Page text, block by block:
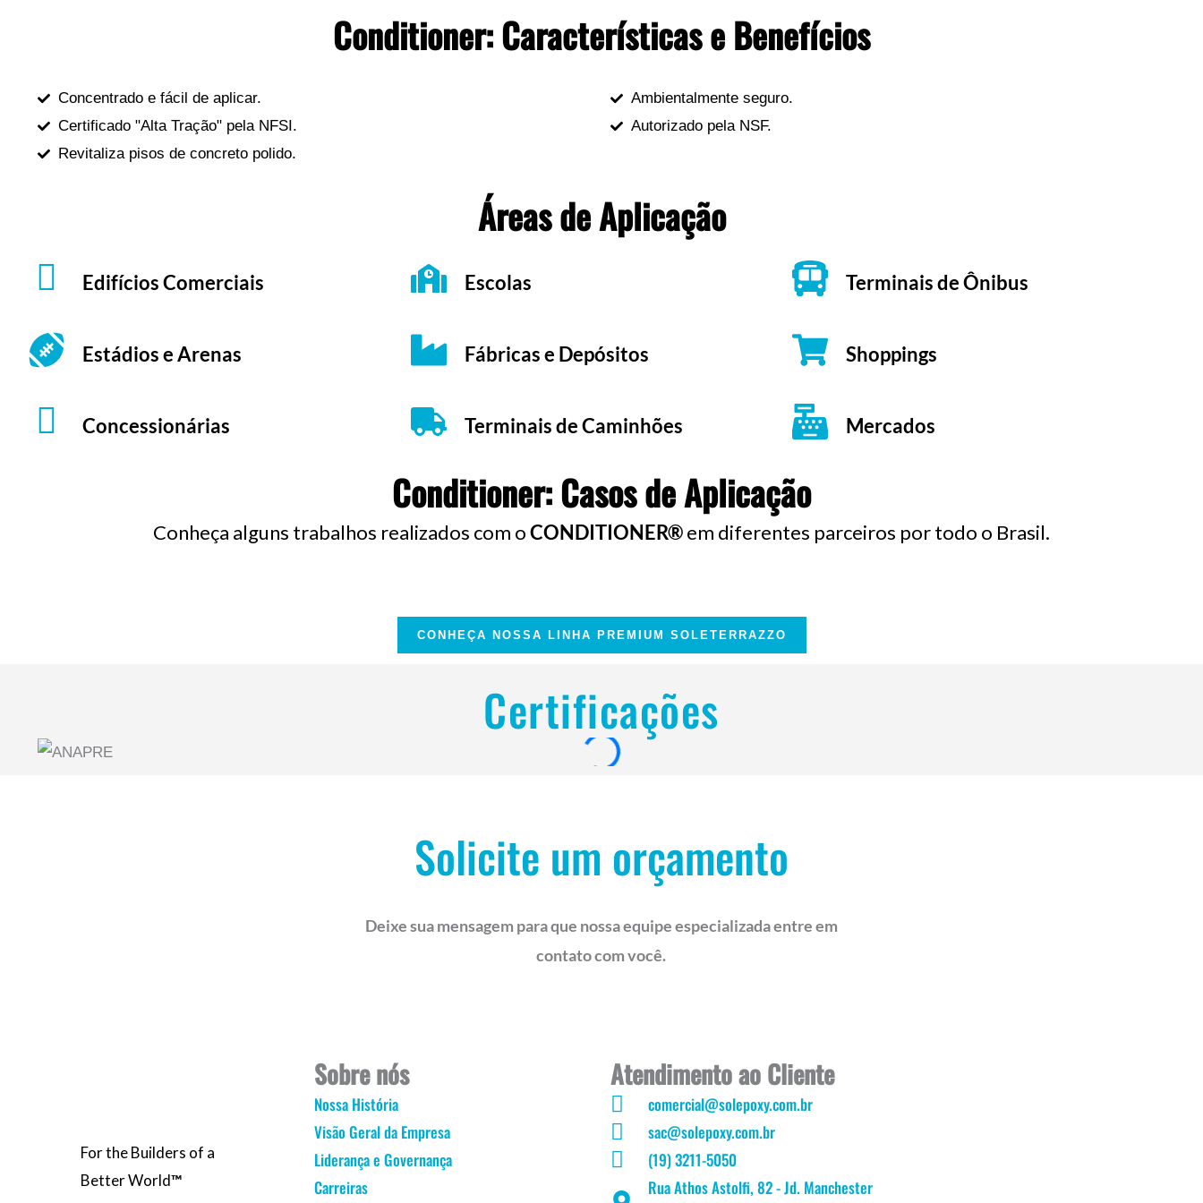
Conditioner: Características e Benefícios
Concentrado e fácil de aplicar.
Certificado "Alta Tração" pela NFSI.
Revitaliza pisos de concreto polido.
Ambientalmente seguro.
Autorizado pela NSF.
Áreas de Aplicação
Escolas Terminais de Ônibus
Edifícios Comerciais
Estádios e Arenas Fábricas e Depósitos Shoppings
Terminais de Caminhões Mercados
Concessionárias
Conditioner: Casos de Aplicação
Conheça alguns trabalhos realizados com oCONDITIONER®em diferentes parceiros por todo o Brasil.
CONHEÇA NOSSA LINHA PREMIUM SOLETERRAZZO
Certificações
Solicite um orçamento
Deixe sua mensagem para que nossa equipe especializada entre em
contato com você.
For the Builders of a
Better World™
Sobre nós
Nossa História
Visão Geral da Empresa
Liderança e Governança
Carreiras
Atendimento ao Cliente
comercial@solepoxy.com.br
sac@solepoxy.com.br
(19) 3211-5050
Rua Athos Astolfi, 82 - Jd. Manchester